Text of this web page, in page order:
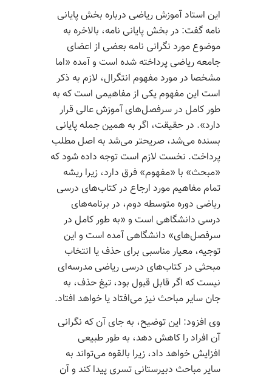
این استاد آموزش ریاضی درباره بخش پایانی
نامه گفت: در بخش پایانی نامه، بالاخره به
موضوع مورد نگرانی نامه بعضی از اعضای
جامعه ریاضی پرداخته شده است و آمده «اما
مشخصا در مورد مفهوم انتگرال، لازم به ذکر
است این مفهوم یکی از مفاهیمی است که به
طور کامل در سرفصل­‌های آموزش عالی قرار
دارد». در حقیقت، اگر به همین جمله پایانی
بسنده می‌­شد، صریح­تر می­‌شد به اصل مطلب
پرداخت. نخست لازم است توجه داده شود که
«مبحث» با «مفهوم» فرق دارد، زیرا ریشه
تمام مفاهیم مورد ارجاع در کتاب­‌های درسی
ریاضی دوره متوسطه دوم، در برنامه‌­های
درسی دانشگاهی است و «به طور کامل در
سرفصل­‌های» دانشگاهی آمده است و این
توجیه، معیار مناسبی برای حذف یا انتخاب
مبحثی در کتاب‌­های درسی ریاضی مدرسه‌­ای
نیست که اگر قابل قبول بود، تیغ حذف، به
جان سایر مباحث نیز می‌­افتاد یا خواهد افتاد.
وی افزود: این توضیح، به جای آن که نگرانی
آن افراد را کاهش دهد، به طور طبیعی
افزایش خواهد داد، زیرا بالقوه می‌تواند به
سایر مباحث دبیرستانی تسری پیدا کند و آن